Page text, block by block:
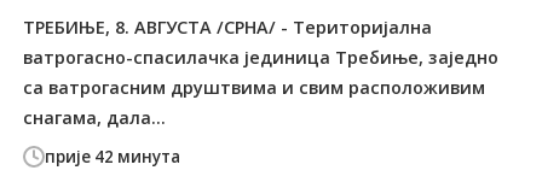
прије 42 минута
ТРЕБИЊЕ, 8. АВГУСТА /СРНА/ - Tериторијална
ватрогасно-спасилачка јединица Tребиње, заједно
са ватрогасним друштвима и свим расположивим
снагама, дала...